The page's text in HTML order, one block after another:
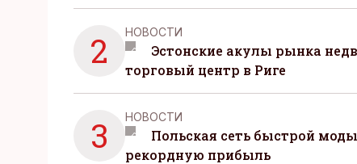
2 НОВОСТИ
Эстонские акулы рынка
торговый центр в Риге
3 НОВОСТИ
Польская сеть быстрой
рекордную прибыль